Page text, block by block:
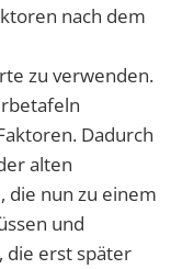
nach dem
zu verwenden.
Dadurch
alten
die nun zu einem
und
die erst später